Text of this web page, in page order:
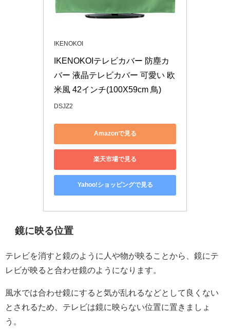
IKENOKOI
IKENOKOIテレビカバー 防塵カ
バー 液晶テレビカバー 可愛い 欧
米風 42インチ(100X59cm 鳥)
DSJZ2
Amazonで見る
楽天市場で見る
Yahoo!ショッピングで見る
鏡に映る位置
テレビを消すと鏡のように人や物が映ることから、鏡にテ
レビが映ると合わせ鏡のようになります。
風水では合わせ鏡にすると気が乱れるなどとして良くない
とされるため、テレビは鏡に映らない位置に置きましょ
う。